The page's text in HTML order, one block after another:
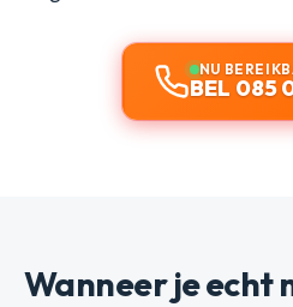
NU
BEL 085
Wanneer je echt